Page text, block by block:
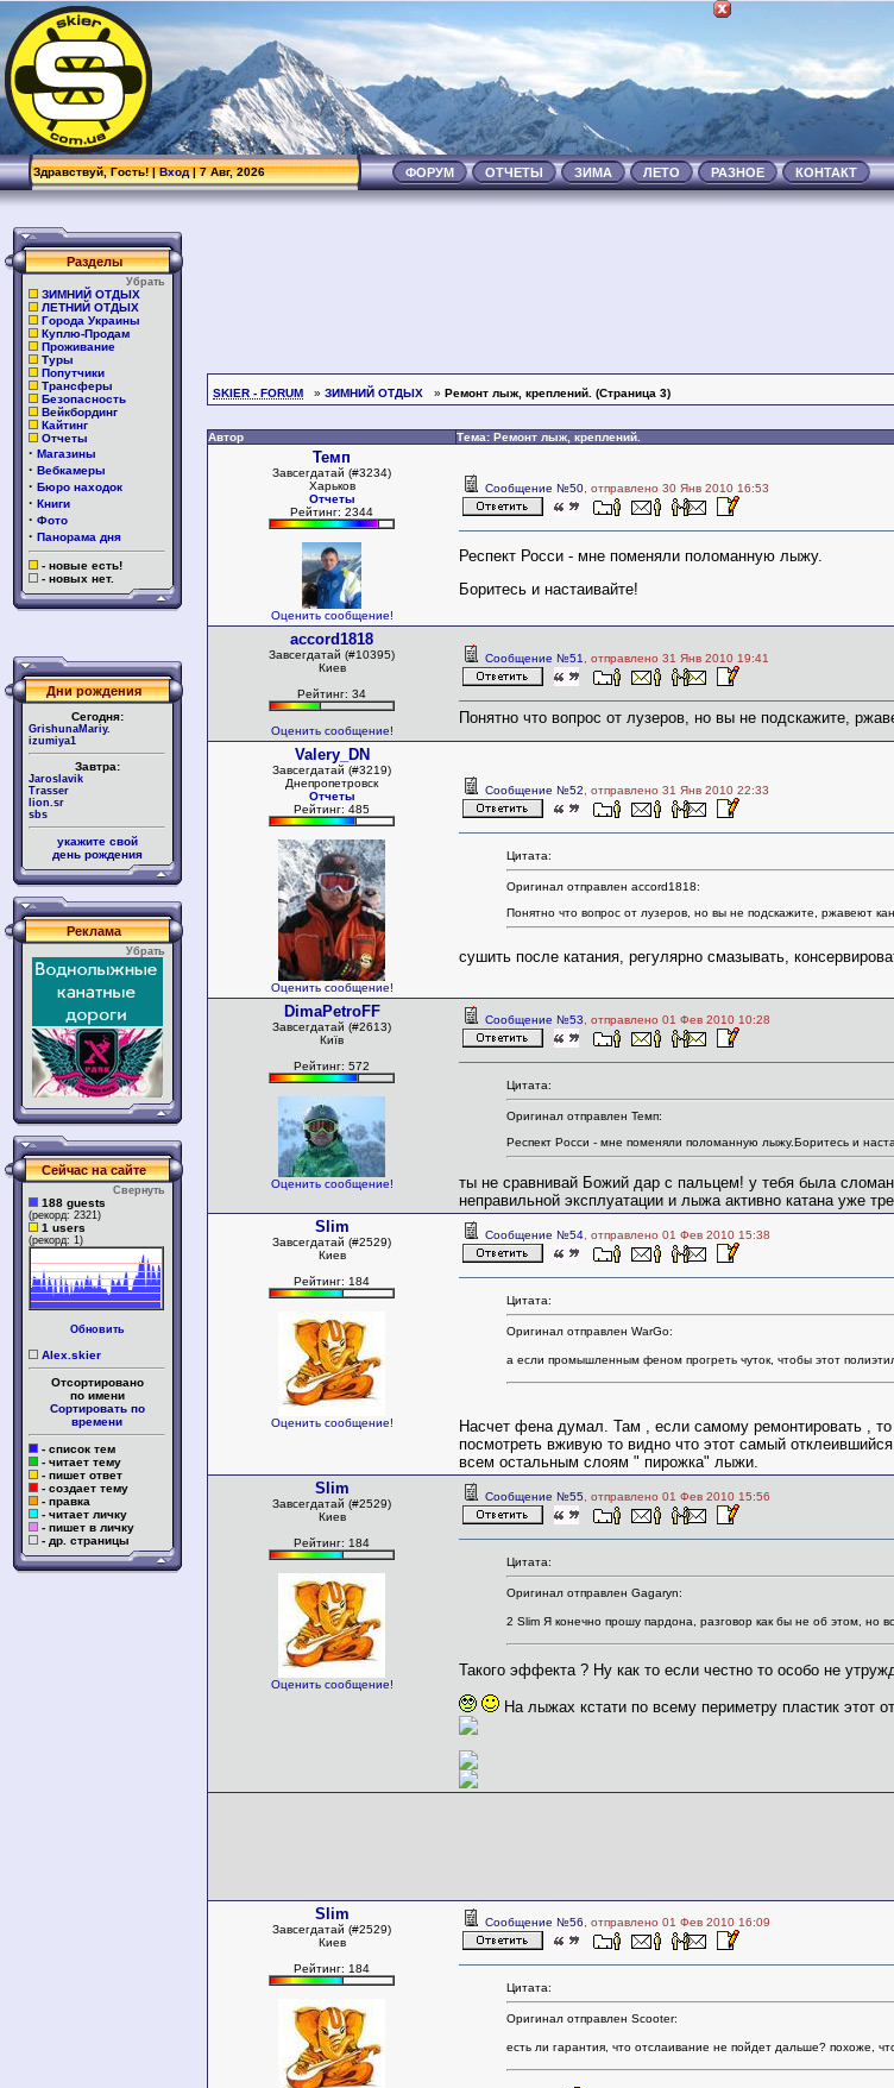
Здравствуй, Гость! |Вход| 7 Авг, 2026 ФОРУМ ОТЧЕТЫ ЗИМА ЛЕТО РАЗНОЕ КОНТАКТ
Разделы
Убрать
ЗИМНИЙ ОТДЫХ
ЛЕТНИЙ ОТДЫХ
Города Украины
Куплю-Продам
Проживание
Туры
Попутчики
Трансферы
Безопасность
Вейкбординг
Кайтинг
Отчеты
· Магазины
· Вебкамеры
· Бюро находок
· Книги
· Фото
· Панорама дня
- новые есть!
- новых нет.
Дни рождения
Сегодня:
GrishunaMariy.
izumiya1
Завтра:
Jaroslavik
Trasser
lion.sr
sbs
укажите свой
день рождения
Реклама
Убрать
Сейчас на сайте
Свернуть
188 guests
(рекорд: 2321)
1 users
(рекорд: 1)
Обновить
Alex.skier
Отсортировано
по имени
Сортировать по
времени
- список тем
- читает тему
- пишет ответ
- создает тему
- правка
- читает личку
- пишет в личку
- др. страницы
SKIER - FORUM » ЗИМНИЙ ОТДЫХ » Ремонт лыж, креплений. (Страница 3)
Автор Тема: Ремонт лыж, креплений.
Темп
Завсегдатай (#3234)
Харьков
Отчеты
Рейтинг: 2344
Оценить сообщение!
Сообщение №50 , отправлено 30 Янв 2010 16:53
Респект Росси - мне поменяли поломанную лыжу.
Боритесь и настаивайте!
accord1818
Завсегдатай (#10395)
Киев
Рейтинг: 34
Оценить сообщение!
Сообщение №51 , отправлено 31 Янв 2010 19:41
Понятно что вопрос от лузеров, но вы не подскажите,
Valery_DN
Завсегдатай (#3219)
Днепропетровск
Отчеты
Рейтинг: 485
Оценить сообщение!
Сообщение №52 , отправлено 31 Янв 2010 22:33
Цитата:
Оригинал отправлен accord1818:
Понятно что вопрос от лузеров, но вы не подскажите, ржавеют
сушить после катания, регулярно смазывать,
DimaPetroFF
Завсегдатай (#2613)
Київ
Рейтинг: 572
Оценить сообщение!
Сообщение №53 , отправлено 01 Фев 2010 10:28
Цитата:
Оригинал отправлен Темп:
Респект Росси - мне поменяли поломанную лыжу.Боритесь и
ты не сравнивай Божий дар с пальцем! у тебя была
неправильной эксплуатации и лыжа активно катана уже
Slim
Завсегдатай (#2529)
Киев
Рейтинг: 184
Оценить сообщение!
Сообщение №54 , отправлено 01 Фев 2010 15:38
Цитата:
Оригинал отправлен WarGo:
а если промышленным феном прогреть чуток, чтобы этот
Насчет фена думал. Там , если самому ремонтировать ,
посмотреть вживую то видно что этот самый
всем остальным слоям " пирожка" лыжи.
Slim
Завсегдатай (#2529)
Киев
Рейтинг: 184
Оценить сообщение!
Сообщение №55 , отправлено 01 Фев 2010 15:56
Цитата:
Оригинал отправлен Gagaryn:
2 Slim Я конечно прошу пардона, разговор как бы не об этом, но
Такого эффекта ? Ну как то если честно то особо не
На лыжах кстати по всему периметру пластик этот
Slim
Завсегдатай (#2529)
Киев
Рейтинг: 184
Сообщение №56 , отправлено 01 Фев 2010 16:09
Цитата:
Оригинал отправлен Scooter:
есть ли гарантия, что отслаивание не пойдет дальше? похоже, что